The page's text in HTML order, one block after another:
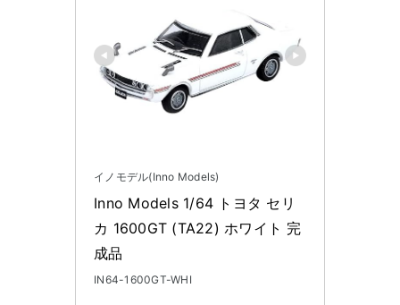
イノモデル(Inno Models)
Inno Models 1/64 トヨタ セリ
カ 1600GT (TA22) ホワイト 完
成品
IN64-1600GT-WHI